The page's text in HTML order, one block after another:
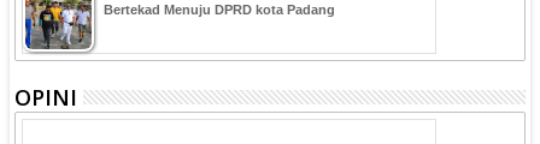
Bertekad Menuju DPRD kota Padang
OPINI